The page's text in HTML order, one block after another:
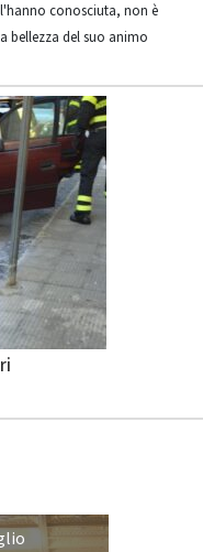
conosciuta, non è
bellezza del suo animo